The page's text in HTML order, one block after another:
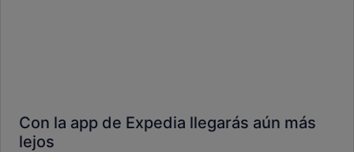
Con la app de Expedia llegarás aún más
lejos